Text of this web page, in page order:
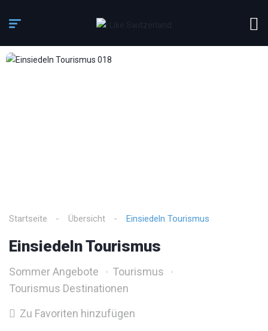
Startseite Übersicht Einsiedeln Tourismus
Einsiedeln Tourismus
Sommer Angebote
Tourismus
Tourismus Destinationen
Zu Favoriten hinzufügen